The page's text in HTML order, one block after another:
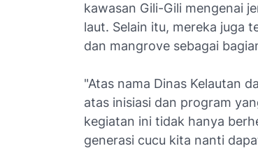
kawasan Gili-Gili mengenai
laut. Selain itu, mereka juga
dan mangrove sebagai
"Atas nama Dinas Kelautan
atas inisiasi dan program
kegiatan ini tidak hanya
generasi cucu kita nanti